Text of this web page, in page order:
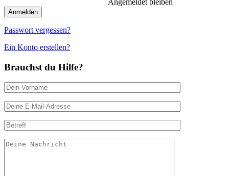
Anmelden
Passwort vergessen?
Ein Konto erstellen?
Brauchst du Hilfe?